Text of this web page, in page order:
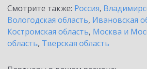
Смотрите также: Россия,
Вологодская область, Ивановская
Костромская область, Москва и
область, Тверская область